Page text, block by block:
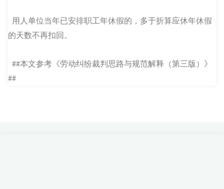
用人单位当年已安排职工年休假的，多于折算应休年休假
的天数不再扣回。
##本文参考《劳动纠纷裁判思路与规范解释（第三版）》
##